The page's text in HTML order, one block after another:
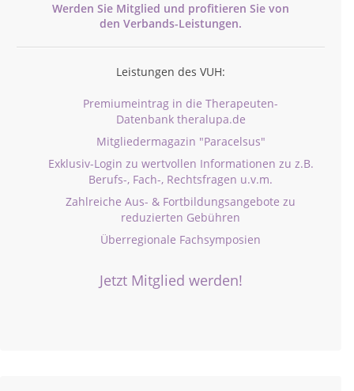
Werden Sie Mitglied und profitieren Sie von
den Verbands-Leistungen.
Leistungen des VUH:
Premiumeintrag in die Therapeuten-
Datenbank theralupa.de
Mitgliedermagazin "Paracelsus"
Exklusiv-Login zu wertvollen Informationen zu z.B.
Berufs-, Fach-, Rechtsfragen u.v.m.
Zahlreiche Aus- & Fortbildungsangebote zu
reduzierten Gebühren
Überregionale Fachsymposien
Jetzt Mitglied werden!